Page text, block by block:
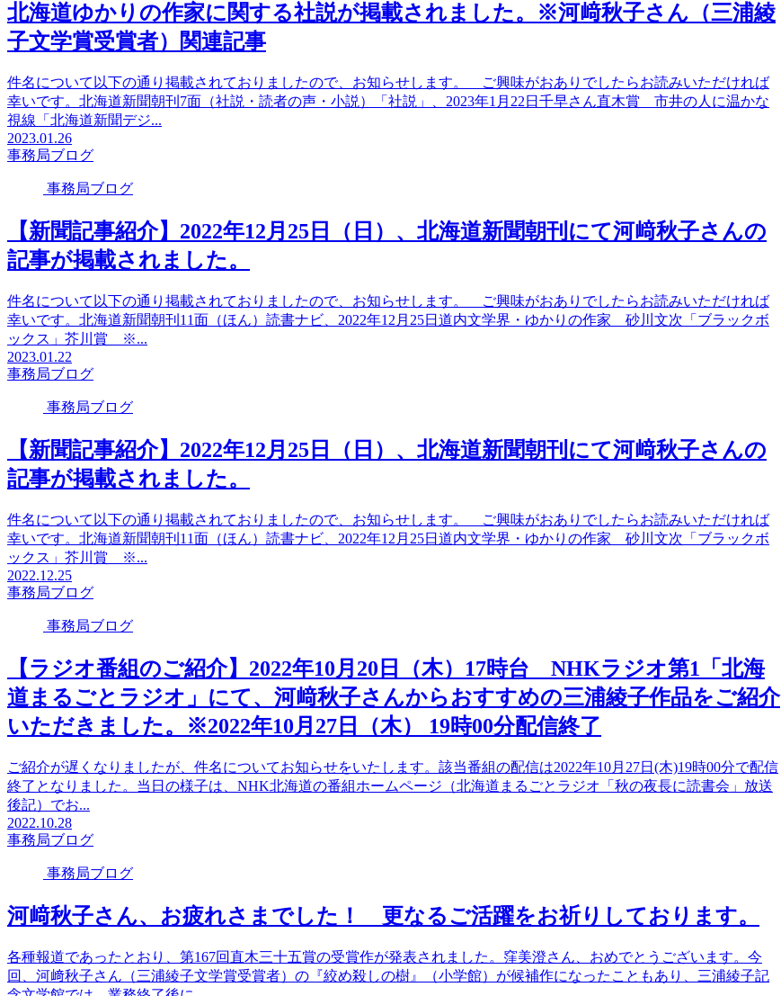
北海道ゆかりの作家に関する社説が掲載されました。※河﨑秋子さん（三浦綾
子文学賞受賞者）関連記事
件名について以下の通り掲載されておりましたので、お知らせします。 ご興味がおありでしたらお読みいただければ
幸いです。北海道新聞朝刊7面（社説・読者の声・小説）「社説」、2023年1月22日千早さん直木賞 市井の人に温かな
視線「北海道新聞デジ...
2023.01.26
事務局ブログ
事務局ブログ
【新聞記事紹介】2022年12月25日（日）、北海道新聞朝刊にて河﨑秋子さんの
記事が掲載されました。
件名について以下の通り掲載されておりましたので、お知らせします。 ご興味がおありでしたらお読みいただければ
幸いです。北海道新聞朝刊11面（ほん）読書ナビ、2022年12月25日道内文学界・ゆかりの作家 砂川文次「ブラックボ
ックス」芥川賞 ※...
2023.01.22
事務局ブログ
事務局ブログ
【新聞記事紹介】2022年12月25日（日）、北海道新聞朝刊にて河﨑秋子さんの
記事が掲載されました。
件名について以下の通り掲載されておりましたので、お知らせします。 ご興味がおありでしたらお読みいただければ
幸いです。北海道新聞朝刊11面（ほん）読書ナビ、2022年12月25日道内文学界・ゆかりの作家 砂川文次「ブラックボ
ックス」芥川賞 ※...
2022.12.25
事務局ブログ
事務局ブログ
【ラジオ番組のご紹介】2022年10月20日（木）17時台 NHKラジオ第1「北海
道まるごとラジオ」にて、河﨑秋子さんからおすすめの三浦綾子作品をご紹介
いただきました。※2022年10月27日（木） 19時00分配信終了
ご紹介が遅くなりましたが、件名についてお知らせをいたします。該当番組の配信は2022年10月27日(木)19時00分で配信
終了となりました。当日の様子は、NHK北海道の番組ホームページ（北海道まるごとラジオ「秋の夜長に読書会」放送
後記）でお...
2022.10.28
事務局ブログ
事務局ブログ
河﨑秋子さん、お疲れさまでした！ 更なるご活躍をお祈りしております。
各種報道であったとおり、第167回直木三十五賞の受賞作が発表されました。窪美澄さん、おめでとうございます。今
回、河﨑秋子さん（三浦綾子文学賞受賞者）の『絞め殺しの樹』（小学館）が候補作になったこともあり、三浦綾子記